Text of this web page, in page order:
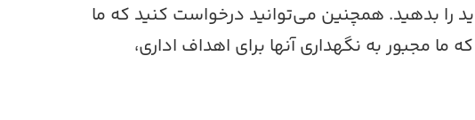
را بدهید. همچنین می‌توانید درخواست کنید که ما
مجبور به نگهداری آنها برای اهداف اداری،